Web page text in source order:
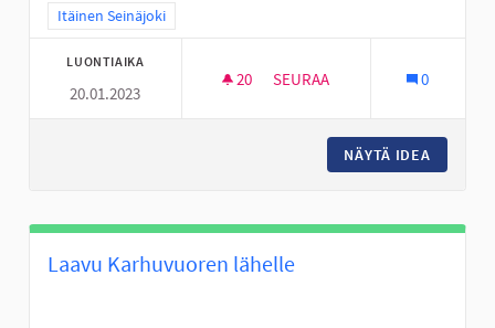
Rajaa tulokset teeman mukaan: Itäinen Seinäjoki
Itäinen Seinäjoki
LUONTIAIKA
20.01.2023
20 20 SEURAAJAA
SEURAA 0
NÄYTÄ IDEA
Laavu Karhuvuoren lähelle